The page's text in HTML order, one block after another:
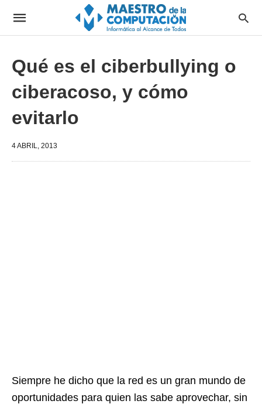
Qué es el ciberbullying o
ciberacoso, y cómo
evitarlo
4 ABRIL, 2013
Siempre he dicho que la red es un gran mundo de
oportunidades para quien las sabe aprovechar, sin